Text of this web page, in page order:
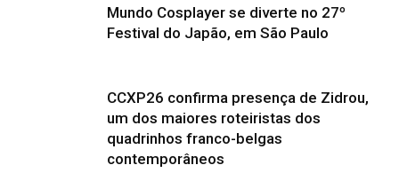
Mundo Cosplayer se diverte no 27º
Festival do Japão, em São Paulo
CCXP26 confirma presença de Zidrou,
um dos maiores roteiristas dos
quadrinhos franco-belgas
contemporâneos